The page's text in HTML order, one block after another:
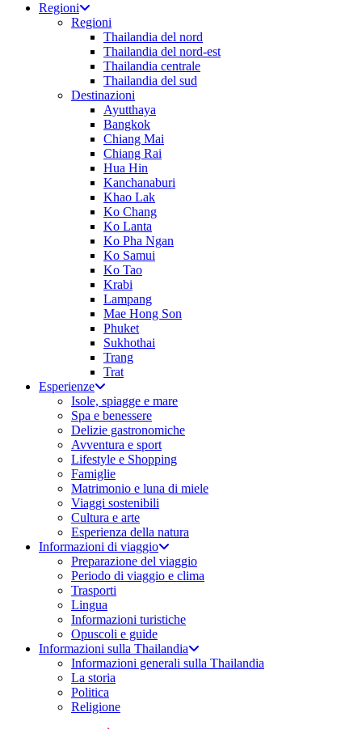
Regioni
Regioni
Thailandia del nord
Thailandia del nord-est
Thailandia centrale
Thailandia del sud
Destinazioni
Ayutthaya
Bangkok
Chiang Mai
Chiang Rai
Hua Hin
Kanchanaburi
Khao Lak
Ko Chang
Ko Lanta
Ko Pha Ngan
Ko Samui
Ko Tao
Krabi
Lampang
Mae Hong Son
Phuket
Sukhothai
Trang
Trat
Esperienze
Isole, spiagge e mare
Spa e benessere
Delizie gastronomiche
Avventura e sport
Lifestyle e Shopping
Famiglie
Matrimonio e luna di miele
Viaggi sostenibili
Cultura e arte
Esperienza della natura
Informazioni di viaggio
Preparazione del viaggio
Periodo di viaggio e clima
Trasporti
Lingua
Informazioni turistiche
Opuscoli e guide
Informazioni sulla Thailandia
Informazioni generali sulla Thailandia
La storia
Politica
Religione